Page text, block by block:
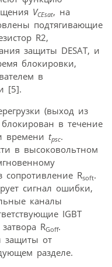
VCEsat, на
подтягивающие
R2,
защиты DESAT, и
блокировки,
в
[5].
(выход из
в течение
времени tpsc.
в высоковольтном
сопротивление Rsoft.
сигнал ошибки,
каналы
IGBT
RGoff.
защиты от
разделе.